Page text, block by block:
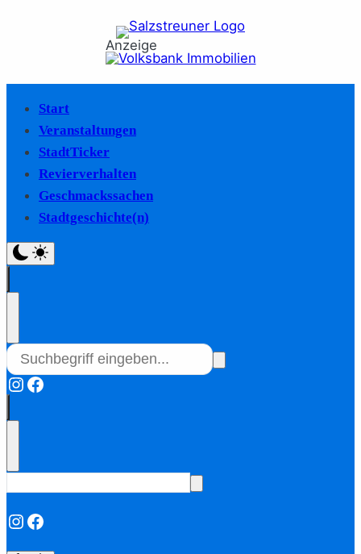
Anzeige
Start
Veranstaltungen
StadtTicker
Revierverhalten
Geschmackssachen
Stadtgeschichte(n)
Instagram
Facebook
Instagram
Facebook